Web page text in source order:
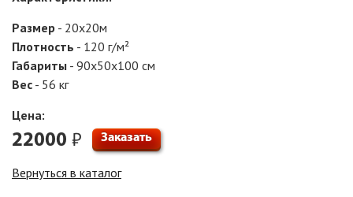
Размер - 20х20м
Плотность - 120 г/м²
Габариты - 90x50x100 см
Вес - 56 кг
Цена:
22000 ₽ Заказать
Вернуться в каталог